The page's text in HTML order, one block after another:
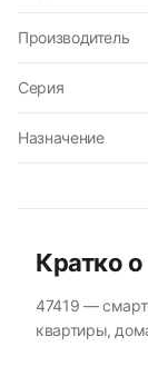
Производитель
Серия
Назначение
Кратко
47419 —
квартиры,